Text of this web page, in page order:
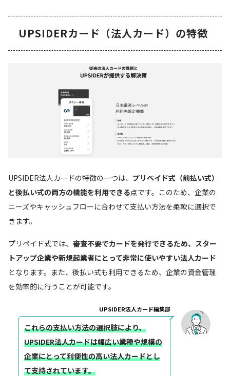
UPSIDERカード（法人カード）の特徴
UPSIDER法人カードの特徴の一つは、 プリペイド式（前払い式）
と後払い式の両方の機能を利用できる点です。このため、企業の
ニーズやキャッシュフローに合わせて支払い方法を柔軟に選択で
きます。
プリペイド式では、 審査不要でカードを発行できるため、スター
トアップ企業や新規起業者にとって非常に使いやすい法人カード
となります。また、後払い式も利用できるため、企業の資金管理
を効率的に行うことが可能です。
UPSIDER法人カード編集部
これらの支払い方法の選択肢により、
UPSIDER法人カードは幅広い業種や規模の
企業にとって利便性の高い法人カードとし
て支持されています。